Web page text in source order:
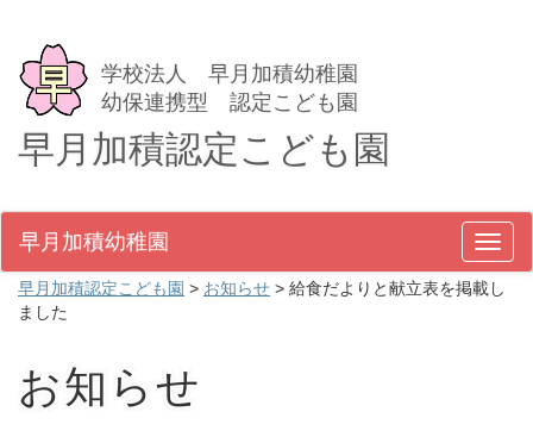
学校法人 早月加積幼稚園
幼保連携型 認定こども園
早月加積認定こども園
メ
ニ
ュ
早月加積幼稚園
早月加積認定こども園 > お知らせ > 給食だよりと献立表を掲載し
ました
お知らせ